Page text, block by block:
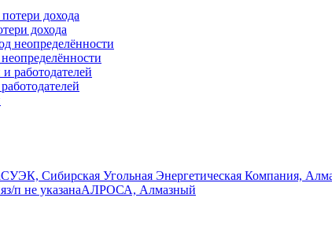
дохода
СУЭК, Сибирская Угольная Энергетическая Компания,
з/п не указанаАЛРОСА, Алмазный